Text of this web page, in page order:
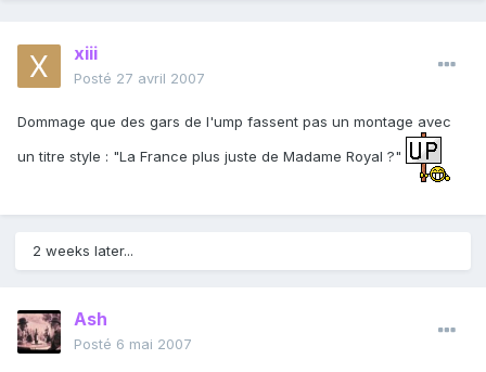
xiii
Posté 27 avril 2007
Dommage que des gars de l'ump fassent pas un montage avec
un titre style : "La France plus juste de Madame Royal ?"
2 weeks later...
Ash
Posté 6 mai 2007